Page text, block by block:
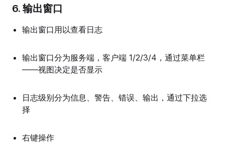
6. 输出窗口
输出窗口用以查看日志
输出窗口分为服务端，客户端 1/2/3/4，通过菜单栏
——视图决定是否显示
日志级别分为信息、警告、错误、输出，通过下拉选
择
右键操作